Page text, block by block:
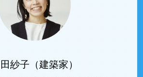
紗子（建築家）